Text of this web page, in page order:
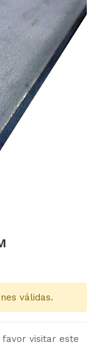
válidas.
favor visitar este